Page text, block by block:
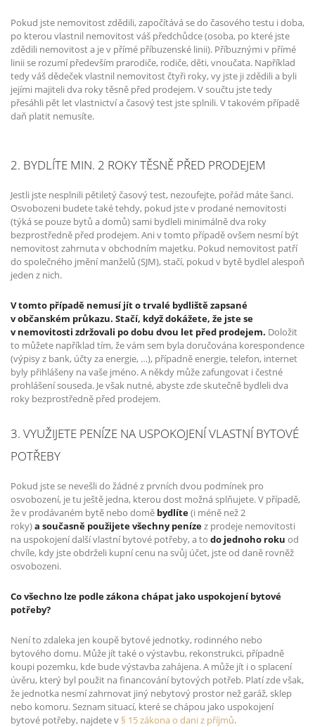
Pokud jste nemovitost zdědili, započítává se do časového testu i doba,
po kterou vlastnil nemovitost váš předchůdce (osoba, po které jste
zdědili nemovitost a je v přímé příbuzenské linii). Příbuznými v přímé
linii se rozumí především prarodiče, rodiče, děti, vnoučata. Například
tedy váš dědeček vlastnil nemovitost čtyři roky, vy jste ji zdědili a byli
jejími majiteli dva roky těsně před prodejem. V součtu jste tedy
přesáhli pět let vlastnictví a časový test jste splnili. V takovém případě
daň platit nemusíte.
2. BYDLÍTE MIN. 2 ROKY TĚSNĚ PŘED PRODEJEM
Jestli jste nesplnili pětiletý časový test, nezoufejte, pořád máte šanci.
Osvobozeni budete také tehdy, pokud jste v prodané nemovitosti
(týká se pouze bytů a domů) sami bydleli minimálně dva roky
bezprostředně před prodejem. Ani v tomto případě ovšem nesmí být
nemovitost zahrnuta v obchodním majetku. Pokud nemovitost patří
do společného jmění manželů (SJM), stačí, pokud v bytě bydlel alespoň
jeden z nich.
V tomto případě nemusí jít o trvalé bydliště zapsané
v občanském průkazu. Stačí, když dokážete, že jste se
v nemovitosti zdržovali po dobu dvou let před prodejem. Doložit
to můžete například tím, že vám sem byla doručována korespondence
(výpisy z bank, účty za energie, …), případně energie, telefon, internet
byly přihlášeny na vaše jméno. A někdy může zafungovat i čestné
prohlášení souseda. Je však nutné, abyste zde skutečně bydleli dva
roky bezprostředně před prodejem.
3. VYUŽIJETE PENÍZE NA USPOKOJENÍ VLASTNÍ BYTOVÉ
POTŘEBY
Pokud jste se nevešli do žádné z prvních dvou podmínek pro
osvobození, je tu ještě jedna, kterou dost možná splňujete. V případě,
že v prodávaném bytě nebo domě bydlíte(i méně než 2
roky)a současně použijete všechny penízez prodeje nemovitosti
na uspokojení další vlastní bytové potřeby, a to do jednoho roku od
chvíle, kdy jste obdrželi kupní cenu na svůj účet, jste od daně rovněž
osvobozeni.
Co všechno lze podle zákona chápat jako uspokojení bytové
potřeby?
Není to zdaleka jen koupě bytové jednotky, rodinného nebo
bytového domu. Může jít také o výstavbu, rekonstrukci, případně
koupi pozemku, kde bude výstavba zahájena. A může jít i o splacení
úvěru, který byl použit na financování bytových potřeb. Platí zde však,
že jednotka nesmí zahrnovat jiný nebytový prostor než garáž, sklep
nebo komoru. Seznam situací, které se chápou jako uspokojení
bytové potřeby, najdete v § 15 zákona o dani z příjmů.